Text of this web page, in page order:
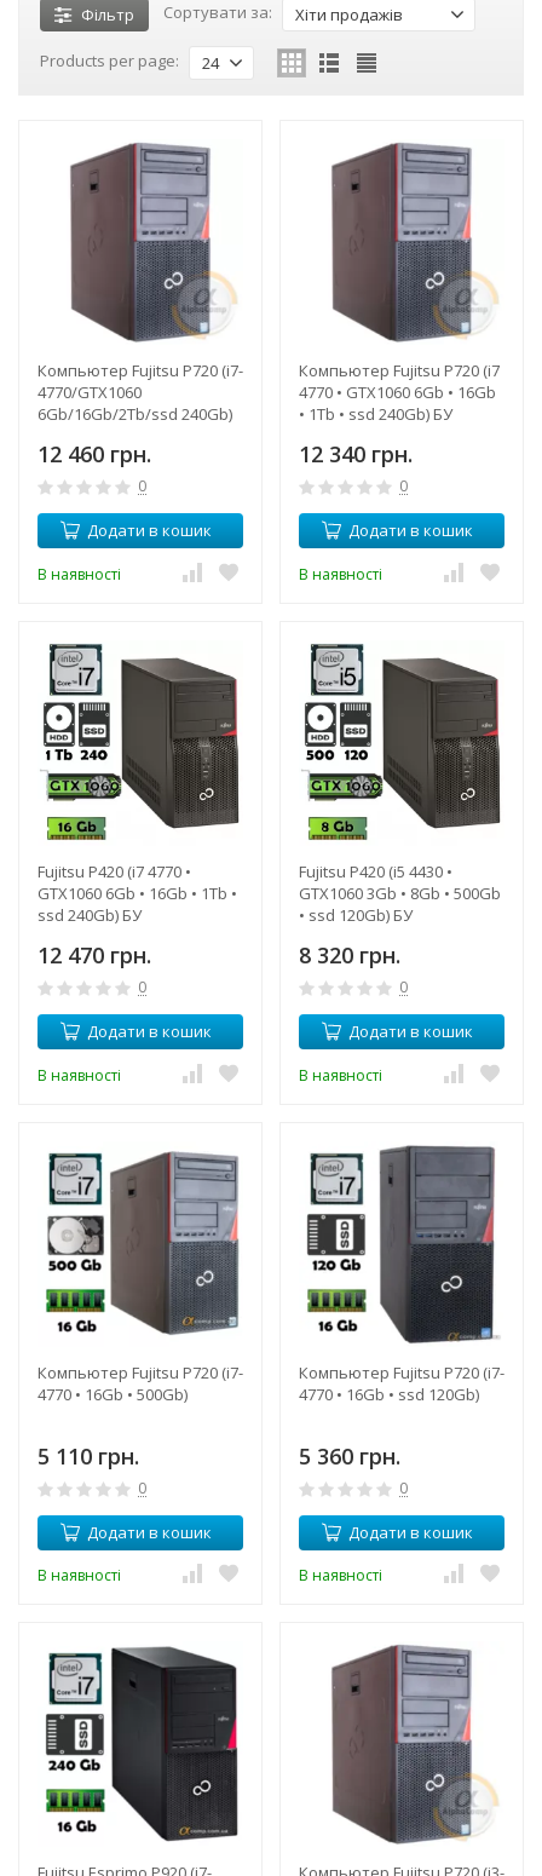
Фільтр Сортувати за: Хіти продажів
Products per page: 24
Компьютер Fujitsu P720 (i7-
4770/GTX1060
6Gb/16Gb/2Tb/ssd 240Gb)
12 460 грн.
0
Додати в кошик
В наявності
Компьютер Fujitsu P720 (i7
4770 • GTX1060 6Gb • 16Gb
• 1Tb • ssd 240Gb) БУ
12 340 грн.
0
Додати в кошик
В наявності
Fujitsu P420 (i7 4770 •
GTX1060 6Gb • 16Gb • 1Tb •
ssd 240Gb) БУ
12 470 грн.
0
Додати в кошик
В наявності
Fujitsu P420 (i5 4430 •
GTX1060 3Gb • 8Gb • 500Gb
• ssd 120Gb) БУ
8 320 грн.
0
Додати в кошик
В наявності
Компьютер Fujitsu P720 (i7-
4770 • 16Gb • 500Gb)
5 110 грн.
0
Додати в кошик
В наявності
Компьютер Fujitsu P720 (i7-
4770 • 16Gb • ssd 120Gb)
5 360 грн.
0
Додати в кошик
В наявності